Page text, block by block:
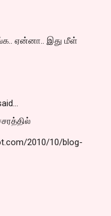
ஏன்னா.. இது மீள்
2010/10/blog-